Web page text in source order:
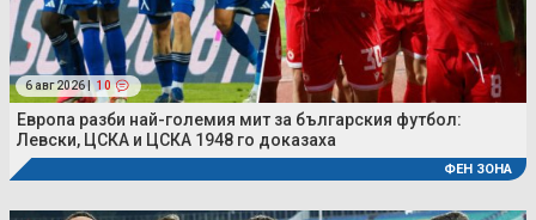
6 авг 2026 | 10
Европа разби най-големия мит за българския футбол:
Левски, ЦСКА и ЦСКА 1948 го доказаха
ФЕН ЗОНА